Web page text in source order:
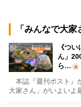
「みんなで大
《つ
ん」
ら…
本誌『週刊ポスト』
大家さん」がいよい